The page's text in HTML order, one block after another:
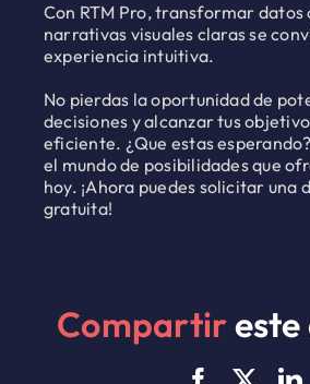
Con RTM Pro, transformar datos
narrativas visuales claras se
experiencia intuitiva.
No pierdas la oportunidad de
decisiones y alcanzar tus
eficiente. ¿Que estas
el mundo de posibilidades que
hoy. ¡Ahora puedes solicitar una
gratuita!
Compartir